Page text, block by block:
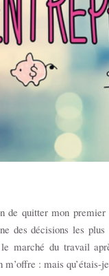
de quitter mon
des décisions les
marché du travail
m’offre : mais qu’étais-